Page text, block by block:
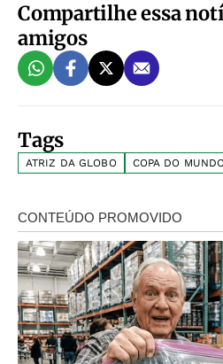
Compartilhe essa
amigos
Tags
ATRIZ DA GLOBO COPA DO